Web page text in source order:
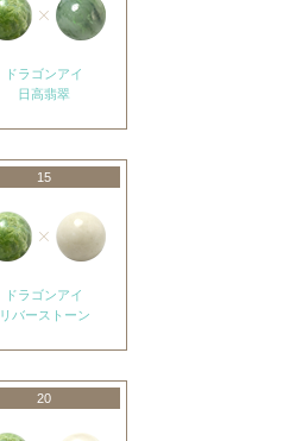
ドラゴンアイ
日高翡翠
15
ドラゴンアイ
リバーストーン
20